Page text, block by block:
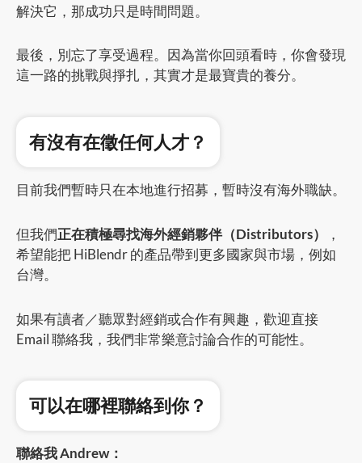
解決它，那成功只是時間問題。
最後，別忘了享受過程。因為當你回頭看時，你會發現
這一路的挑戰與掙扎，其實才是最寶貴的養分。
有沒有在徵任何人才？
目前我們暫時只在本地進行招募，暫時沒有海外職缺。
但我們正在積極尋找海外經銷夥伴（Distributors）
，
希望能把 HiBlendr 的產品帶到更多國家與市場，例如
台灣。
如果有讀者／聽眾對經銷或合作有興趣，歡迎直接
Email 聯絡我，我們非常樂意討論合作的可能性。
可以在哪裡聯絡到你？
聯絡我 Andrew：